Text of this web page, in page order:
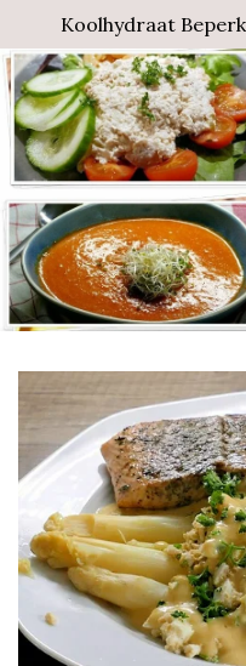
direct
naar
de
hoofdinhoud
Koolhydraat